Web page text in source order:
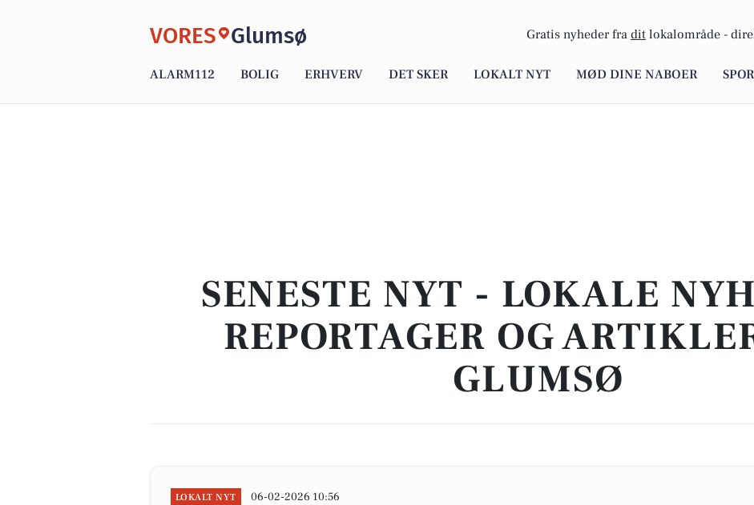
VORES Glumsø Gratis nyheder fra dit lokalområde -
ALARM112 BOLIG ERHVERV DET SKER LOKALT NYT MØD DINE NABOER
SENESTE NYT - LOKALE
REPORTAGER OG
GLUMSØ
LOKALT NYT 06-02-2026 10:56